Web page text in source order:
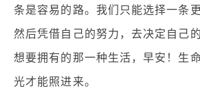
条是容易的路。我们只能选择一条
然后凭借自己的努力，去决定自己
想要拥有的那一种生活，早安！生
光才能照进来。